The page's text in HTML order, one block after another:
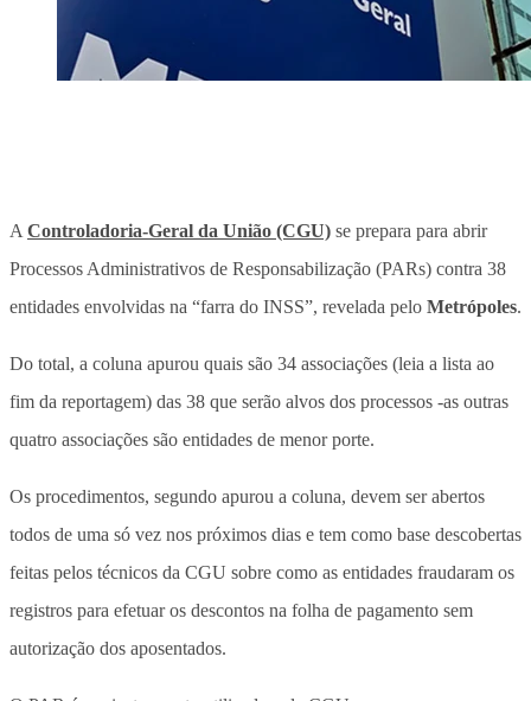
A Controladoria-Geral da União (CGU) se prepara para abrir
Processos Administrativos de Responsabilização (PARs) contra 38
entidades envolvidas na “farra do INSS”, revelada pelo Metrópoles.
Do total, a coluna apurou quais são 34 associações (leia a lista ao
fim da reportagem) das 38 que serão alvos dos processos -as outras
quatro associações são entidades de menor porte.
Os procedimentos, segundo apurou a coluna, devem ser abertos
todos de uma só vez nos próximos dias e tem como base descobertas
feitas pelos técnicos da CGU sobre como as entidades fraudaram os
registros para efetuar os descontos na folha de pagamento sem
autorização dos aposentados.